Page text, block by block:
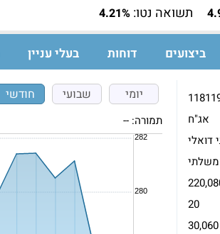
תשואה נטו: 4.21%
ביצועים דוחות בעלי עניין
אג"ח
דואלי
20
30,060
יומי שבועי חודשי
תמורה: --